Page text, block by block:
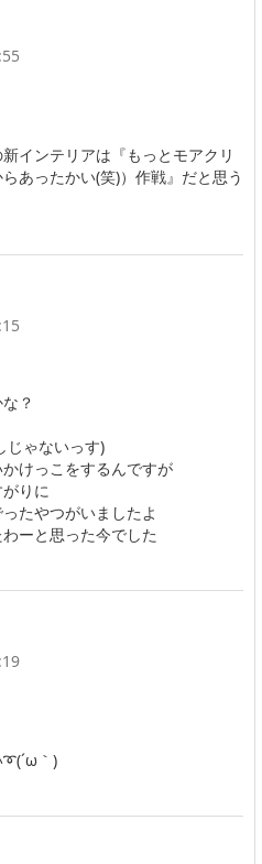
インテリアは『もっとモアクリ
あったかい(笑)）作戦』だと思う
？
じゃないっす)
けっこをするんですが
りに
たやつがいましたよ
ーと思った今でした
｀)